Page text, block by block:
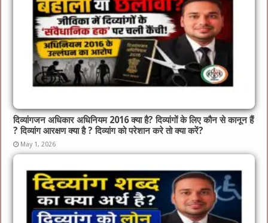
दिव्यांगजन अधिकार अधिनियम 2016 क्या है? दिव्यांगों के लिए कौन से कानून हैं
? दिव्यांग आरक्षण क्या है ? दिव्यांग को परेशान करे तो क्या करें?
May 1, 2026